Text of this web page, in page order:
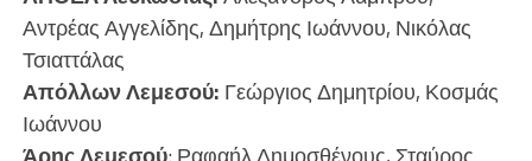
Αντρέας Αγγελίδης, Δημήτρης Ιωάννου, Νικόλας
Τσιαττάλας
Απόλλων Λεμεσού: Γεώργιος Δημητρίου, Κοσμάς
Ιωάννου